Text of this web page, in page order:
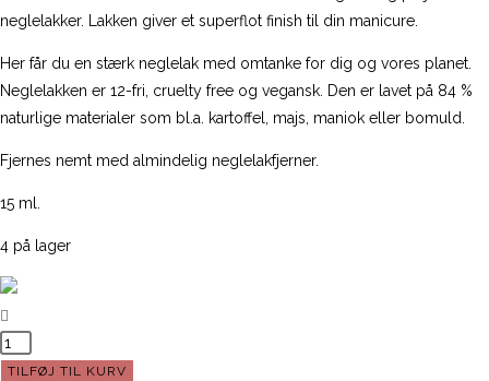
neglelakker. Lakken giver et superflot finish til din manicure.
Her får du en stærk neglelak med omtanke for dig og vores planet.
Neglelakken er 12-fri, cruelty free og vegansk. Den er lavet på 84 %
naturlige materialer som bl.a. kartoffel, majs, maniok eller bomuld.
Fjernes nemt med almindelig neglelakfjerner.
15 ml.
4 på lager
Green
neglelak
TILFØJ TIL KURV